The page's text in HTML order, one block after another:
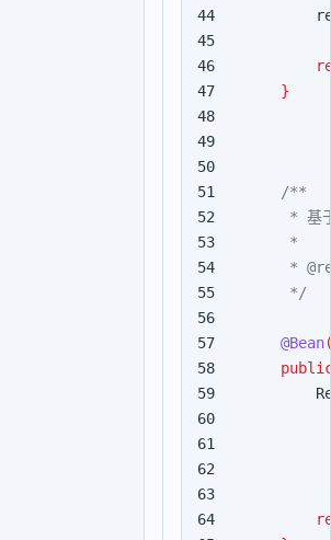
44
45
46
47
48
49
50
51
52
53
54
55
56
57
58
59
60
61
62
63
64
}
     */
@Bean